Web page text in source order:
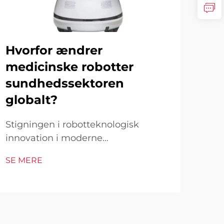
Hvorfor ændrer
medicinske robotter
sundhedssektoren
globalt?
Stigningen i robotteknologisk
innovation i moderne
oplever en hidtil uset
SE MERE